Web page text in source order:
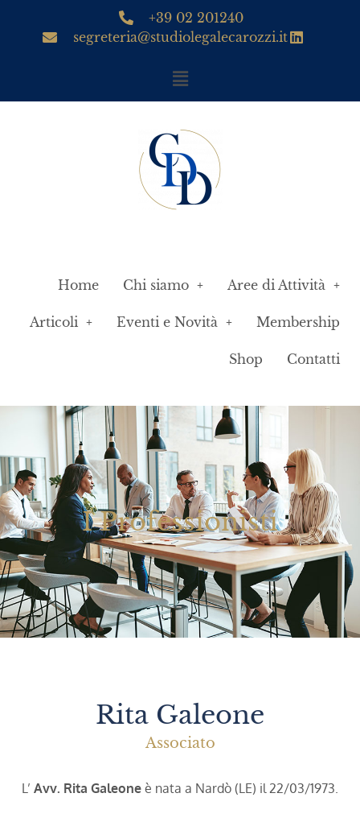
+39 02 201240
segreteria@studiolegalecarozzi.it
Home Chi siamo Aree di Attività
Articoli Eventi e Novità Membership
Shop Contatti
I Professionisti
Rita Galeone
Associato
L’ Avv. Rita Galeone è nata a Nardò (LE) il 22/03/1973.